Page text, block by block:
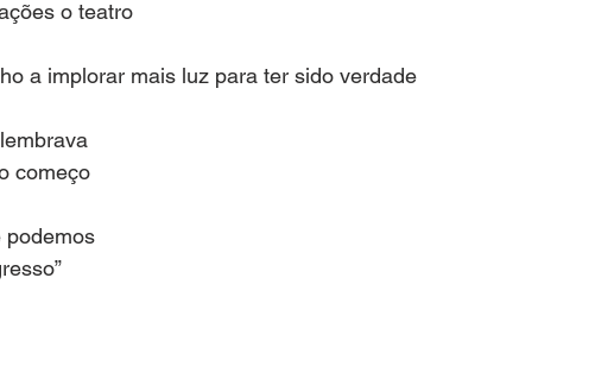
o teatro
a implorar mais luz para ter sido verdade
começo
podemos